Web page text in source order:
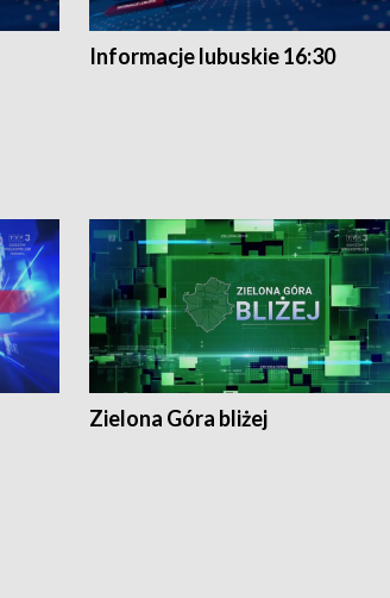
Informacje lubuskie 16:30
Zielona Góra bliżej